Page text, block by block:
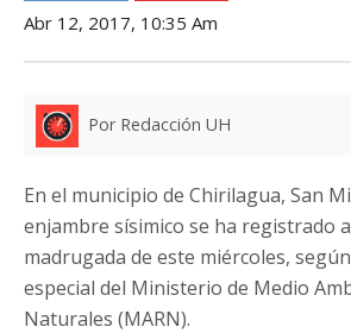
Abr 12, 2017, 10:35 Am
Por Redacción UH
En el municipio de Chirilagua, San
enjambre sísimico se ha registrado
madrugada de este miércoles,
especial del Ministerio de Medio
Naturales (MARN).